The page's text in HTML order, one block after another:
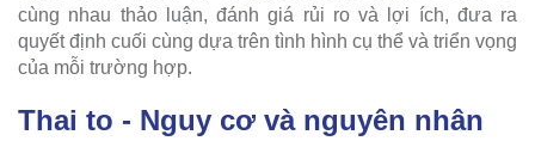
cùng nhau thảo luận, đánh giá rủi ro và lợi ích, đưa ra
quyết định cuối cùng dựa trên tình hình cụ thể và triển vọng
của mỗi trường hợp.
Thai to - Nguy cơ và nguyên nhân